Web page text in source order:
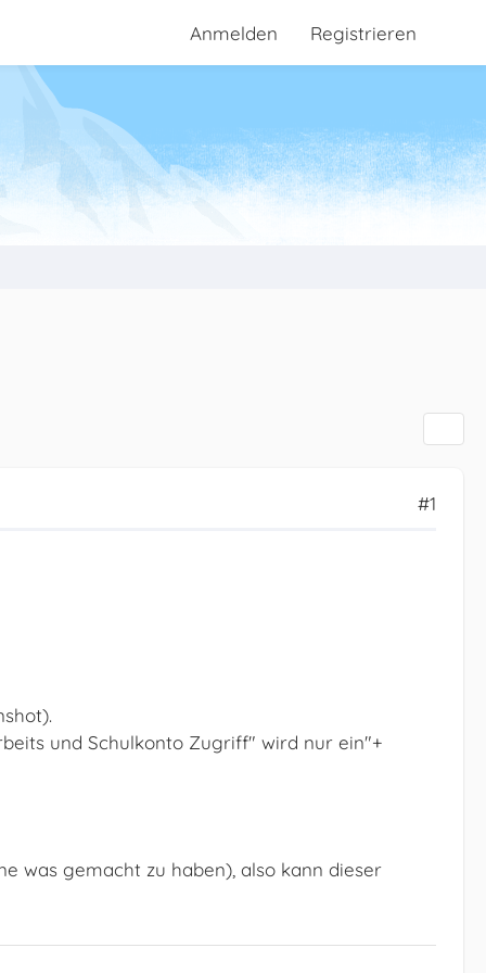
Anmelden Registrieren
#1
und Schulkonto Zugriff" wird nur ein"+
was gemacht zu haben), also kann dieser